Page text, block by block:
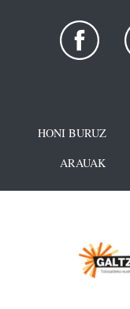
HONI BURUZ
ARAUAK